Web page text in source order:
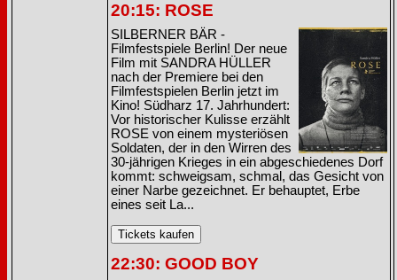
20:15: ROSE
SILBERNER BÄR -
Filmfestspiele Berlin! Der neue
Film mit SANDRA HÜLLER
nach der Premiere bei den
Filmfestspielen Berlin jetzt im
Kino! Südharz 17. Jahrhundert:
Vor historischer Kulisse erzählt
ROSE von einem mysteriösen
Soldaten, der in den Wirren des
30-jährigen Krieges in ein abgeschiedenes Dorf
kommt: schweigsam, schmal, das Gesicht von
einer Narbe gezeichnet. Er behauptet, Erbe
eines seit La...
22:30: GOOD BOY